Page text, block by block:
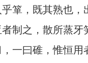
箪，既其熟也
制之，散所蒸牙
曰碓，惟恒用